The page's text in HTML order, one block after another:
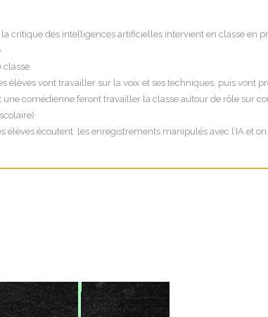
critique des intelligences artificielles intervient en classe en
élèves vont travailler sur la voix et ses techniques, puis vont
comédienne feront travailler la classe autour de rôle sur
élèves écoutent les enregistrements manipulés avec l’IA et